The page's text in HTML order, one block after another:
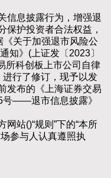
息披露行为，增强退
保护投资者合法权益，
《关于加强退市风险公
知》(上证发〔2023〕
所科创板上市公司自律
行了修订，现予以发
发布的《上海证券交易
号——退市信息披露》
站()“规则”下的“本所
参与人认真遵照执